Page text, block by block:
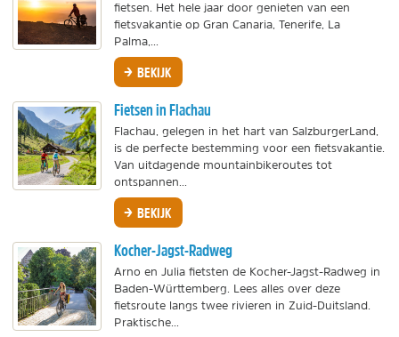
fietsen. Het hele jaar door genieten van een
fietsvakantie op Gran Canaria, Tenerife, La
Palma,...
BEKIJK
Fietsen in Flachau
Flachau, gelegen in het hart van SalzburgerLand,
is de perfecte bestemming voor een fietsvakantie.
Van uitdagende mountainbikeroutes tot
ontspannen...
BEKIJK
Kocher-Jagst-Radweg
Arno en Julia fietsten de Kocher-Jagst-Radweg in
Baden-Württemberg. Lees alles over deze
fietsroute langs twee rivieren in Zuid-Duitsland.
Praktische...